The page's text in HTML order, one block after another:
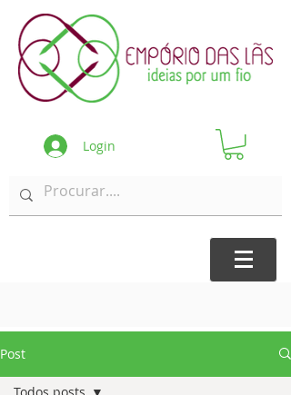
Login
Post
Todos posts